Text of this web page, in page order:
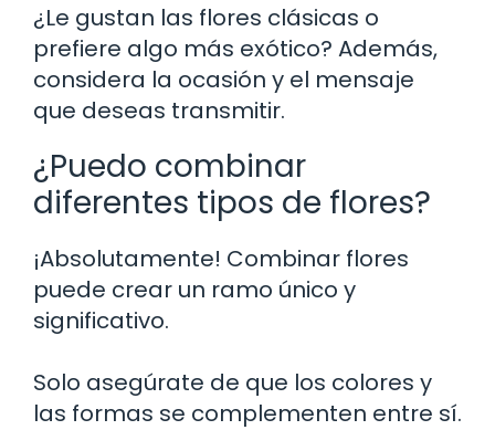
¿Le gustan las flores clásicas o
prefiere algo más exótico? Además,
considera la ocasión y el mensaje
que deseas transmitir.
¿Puedo combinar
diferentes tipos de flores?
¡Absolutamente! Combinar flores
puede crear un ramo único y
significativo.
Solo asegúrate de que los colores y
las formas se complementen entre sí.